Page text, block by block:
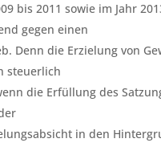
bis 2011 sowie im Jahr
gegen einen
Denn die Erzielung von
steuerlich
die Erfüllung des
in den